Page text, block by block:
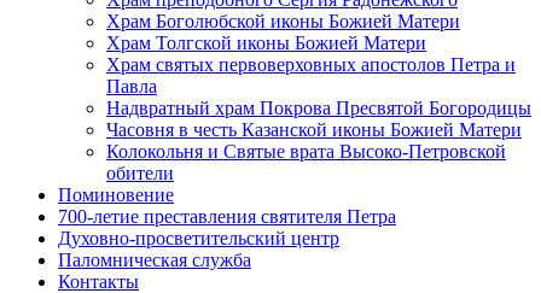
Храм Боголюбской иконы Божией Матери
Храм Толгской иконы Божией Матери
Храм святых первоверховных апостолов Петра и
Павла
Надвратный храм Покрова Пресвятой Богородицы
Часовня в честь Казанской иконы Божией Матери
Колокольня и Святые врата Высоко-Петровской
обители
Поминовение
700-летие преставления святителя Петра
Духовно-просветительский центр
Паломническая служба
Контакты